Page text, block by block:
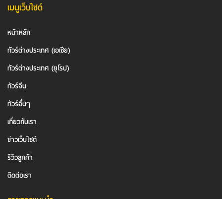
เมนูเว็บไซต์
หน้าหลัก
ทัวร์ต่างประเทศ (เอเชีย)
ทัวร์ต่างประเทศ (ยุโรป)
ทัวร์จีน
ทัวร์อื่นๆ
เกี่ยวกับเรา
ข่าวเว็บไซต์
รีวิวลูกค้า
ติดต่อเรา